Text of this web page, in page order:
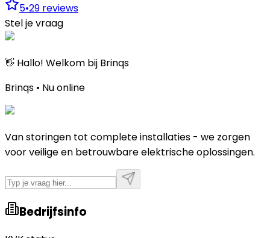
5•29 reviews
Stel je vraag
👋 Hallo! Welkom bij Brinqs
Brinqs • Nu online
Van storingen tot complete installaties - we zorgen
voor veilige en betrouwbare elektrische oplossingen.
Bedrijfsinfo